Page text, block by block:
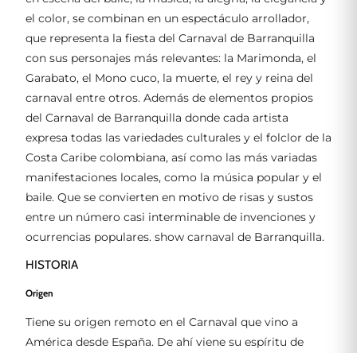
el color, se combinan en un espectáculo arrollador,
que representa la fiesta del Carnaval de Barranquilla
con sus personajes más relevantes: la Marimonda, el
Garabato, el Mono cuco, la muerte, el rey y reina del
carnaval entre otros. Además de elementos propios
del Carnaval de Barranquilla donde cada artista
expresa todas las variedades culturales y el folclor de la
Costa Caribe colombiana, así como las más variadas
manifestaciones locales, como la música popular y el
baile. Que se convierten en motivo de risas y sustos
entre un número casi interminable de invenciones y
ocurrencias populares. show carnaval de Barranquilla.
HISTORIA
Origen
Tiene su origen remoto en el Carnaval que vino a
América desde España. De ahí viene su espíritu de